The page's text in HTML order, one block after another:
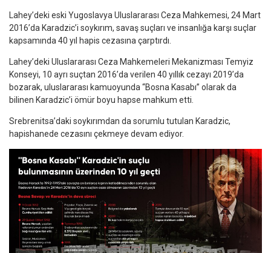
Lahey’deki eski Yugoslavya Uluslararası Ceza Mahkemesi, 24 Mart
2016’da Karadzic’i soykırım, savaş suçları ve insanlığa karşı suçlar
kapsamında 40 yıl hapis cezasına çarptırdı.
Lahey’deki Uluslararası Ceza Mahkemeleri Mekanizması Temyiz
Konseyi, 10 ayrı suçtan 2016’da verilen 40 yıllık cezayı 2019’da
bozarak, uluslararası kamuoyunda “Bosna Kasabı” olarak da
bilinen Karadzic’i ömür boyu hapse mahkum etti.
Srebrenitsa’daki soykırımdan da sorumlu tutulan Karadzic,
hapishanede cezasını çekmeye devam ediyor.